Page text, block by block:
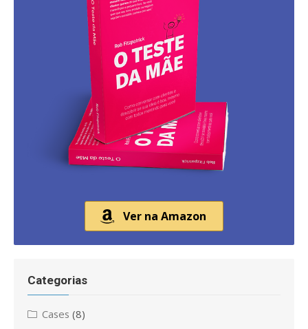
Ver na Amazon
Categorias
Cases (8)